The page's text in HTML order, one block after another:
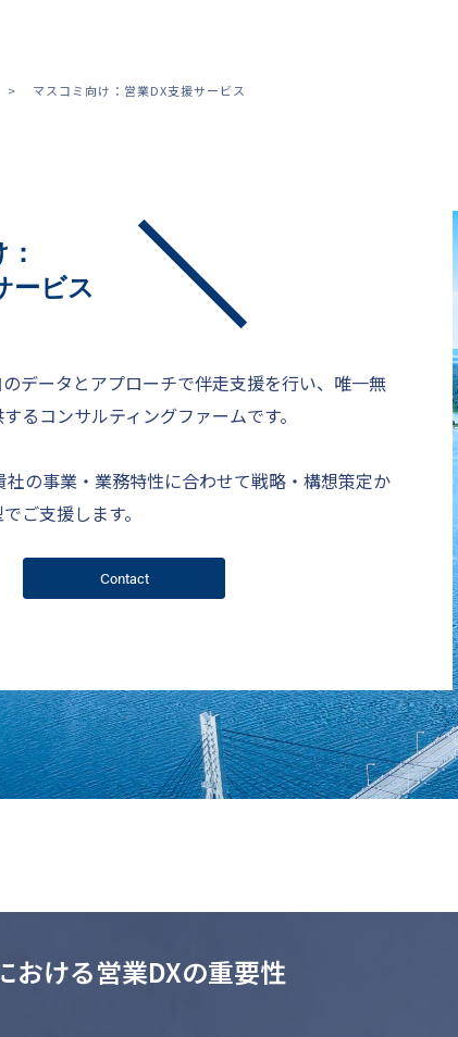
マスコミ向け：営業DX支援サービス
ービス
データとアプローチで伴走支援を行い、唯一無
るコンサルティングファームです。
社の事業・業務特性に合わせて戦略・構想策定か
ご支援します。
Contact
おける営業DXの重要性